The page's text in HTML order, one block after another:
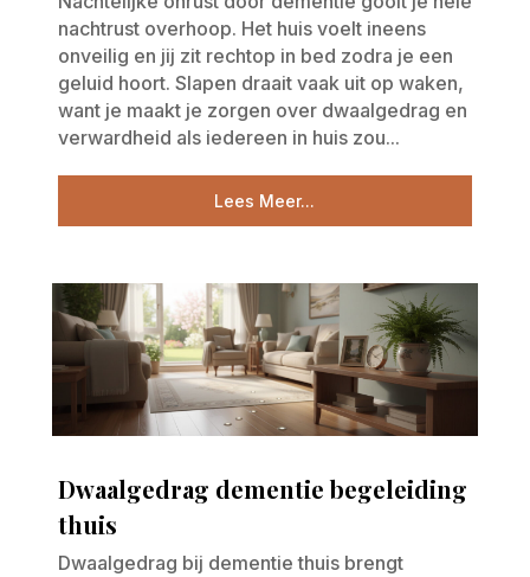
nachtrust overhoop. Het huis voelt ineens
onveilig en jij zit rechtop in bed zodra je een
geluid hoort. Slapen draait vaak uit op waken,
want je maakt je zorgen over dwaalgedrag en
verwardheid als iedereen in huis zou...
Lees Meer...
Dwaalgedrag dementie begeleiding
thuis
Dwaalgedrag bij dementie thuis brengt